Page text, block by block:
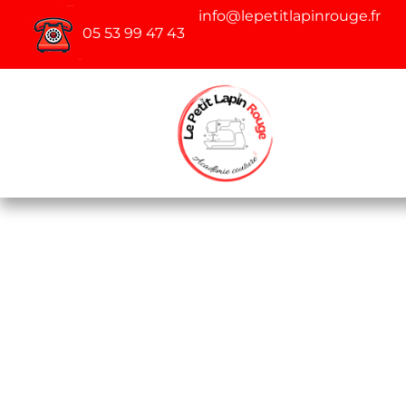
05 53 99 47 43
info@lepetitlapinrouge.fr